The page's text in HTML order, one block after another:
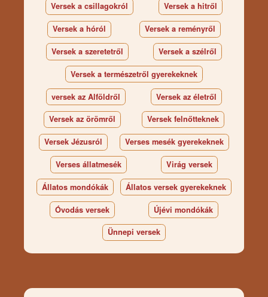
Versek a csillagokról Versek a hitről
Versek a hóról Versek a reményről
Versek a szeretetről Versek a szélről
Versek a természetről gyerekeknek
versek az Alföldről Versek az életről
Versek az örömről Versek felnőtteknek
Versek Jézusról Verses mesék gyerekeknek
Verses állatmesék Virág versek
Állatos mondókák Állatos versek gyerekeknek
Óvodás versek Újévi mondókák
Ünnepi versek